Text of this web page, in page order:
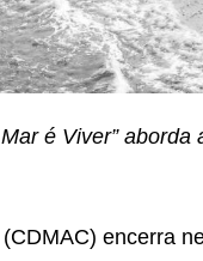
é Viver”
encerra